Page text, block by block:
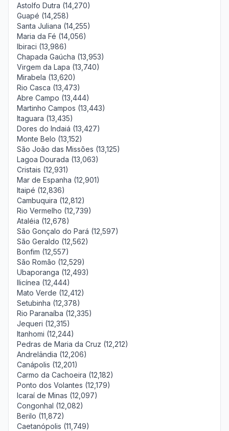
Astolfo Dutra (14,270)
Guapé (14,258)
Santa Juliana (14,255)
Maria da Fé (14,056)
Ibiraci (13,986)
Chapada Gaúcha (13,953)
Virgem da Lapa (13,740)
Mirabela (13,620)
Rio Casca (13,473)
Abre Campo (13,444)
Martinho Campos (13,443)
Itaguara (13,435)
Dores do Indaiá (13,427)
Monte Belo (13,152)
São João das Missões (13,125)
Lagoa Dourada (13,063)
Cristais (12,931)
Mar de Espanha (12,901)
Itaipé (12,836)
Cambuquira (12,812)
Rio Vermelho (12,739)
Ataléia (12,678)
São Gonçalo do Pará (12,597)
São Geraldo (12,562)
Bonfim (12,557)
São Romão (12,529)
Ubaporanga (12,493)
Ilicínea (12,444)
Mato Verde (12,412)
Setubinha (12,378)
Rio Paranaíba (12,335)
Jequeri (12,315)
Itanhomi (12,244)
Pedras de Maria da Cruz (12,212)
Andrelândia (12,206)
Canápolis (12,201)
Carmo da Cachoeira (12,182)
Ponto dos Volantes (12,179)
Icaraí de Minas (12,097)
Congonhal (12,082)
Berilo (11,872)
Caetanópolis (11,749)